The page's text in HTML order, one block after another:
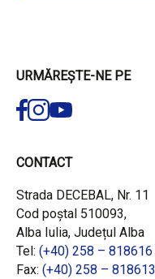
URMĂREȘTE-NE PE
CONTACT
Strada DECEBAL, Nr. 11
Cod poștal 510093,
Alba Iulia, Județul Alba
Tel: (+40) 258 – 818616
Fax: (+40) 258 – 818613